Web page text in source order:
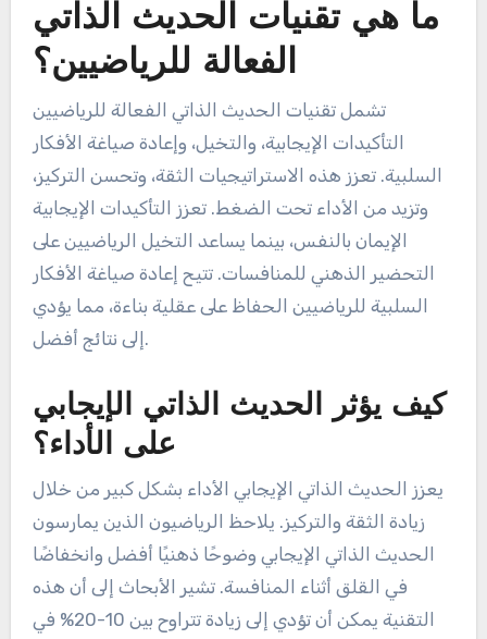
ما هي تقنيات الحديث الذاتي
الفعالة للرياضيين؟
تشمل تقنيات الحديث الذاتي الفعالة للرياضيين
التأكيدات الإيجابية، والتخيل، وإعادة صياغة الأفكار
السلبية. تعزز هذه الاستراتيجيات الثقة، وتحسن التركيز،
وتزيد من الأداء تحت الضغط. تعزز التأكيدات الإيجابية
الإيمان بالنفس، بينما يساعد التخيل الرياضيين على
التحضير الذهني للمنافسات. تتيح إعادة صياغة الأفكار
السلبية للرياضيين الحفاظ على عقلية بناءة، مما يؤدي
إلى نتائج أفضل.
كيف يؤثر الحديث الذاتي الإيجابي
على الأداء؟
يعزز الحديث الذاتي الإيجابي الأداء بشكل كبير من خلال
زيادة الثقة والتركيز. يلاحظ الرياضيون الذين يمارسون
الحديث الذاتي الإيجابي وضوحًا ذهنيًا أفضل وانخفاضًا
في القلق أثناء المنافسة. تشير الأبحاث إلى أن هذه
التقنية يمكن أن تؤدي إلى زيادة تتراوح بين 10-20% في